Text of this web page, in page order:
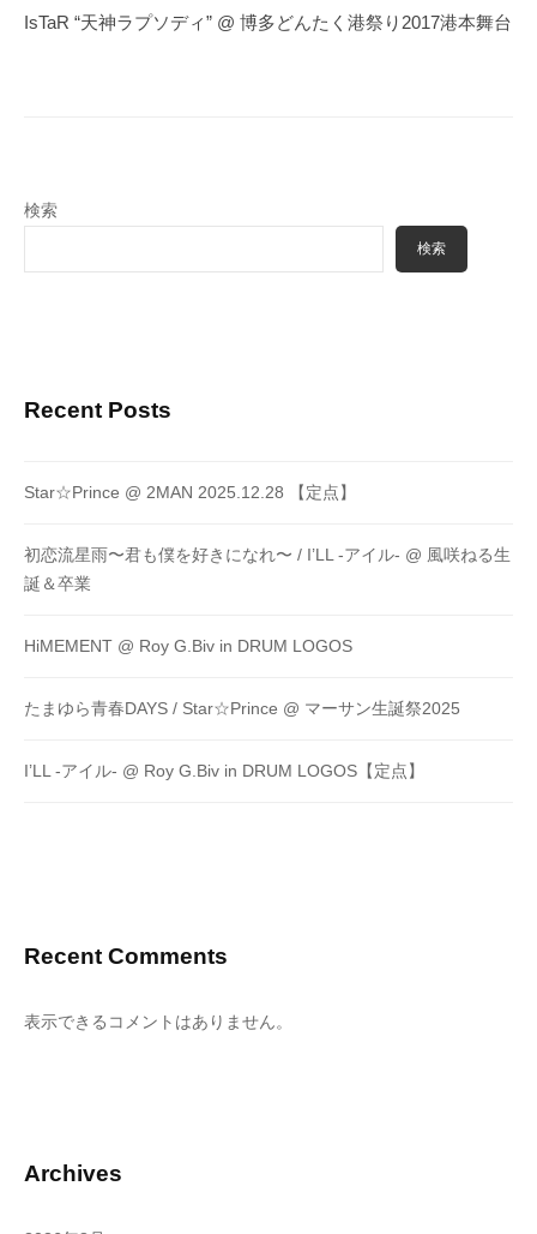
ゲ
IsTaR “天神ラプソディ” @ 博多どんたく港祭り2017港本舞台
検索
検索
Recent Posts
Star☆Prince @ 2MAN 2025.12.28 【定点】
初恋流星雨〜君も僕を好きになれ〜 / I’LL -アイル- @ 風咲ねる生
誕＆卒業
HiMEMENT @ Roy G.Biv in DRUM LOGOS
たまゆら青春DAYS / Star☆Prince @ マーサン生誕祭2025
I’LL -アイル- @ Roy G.Biv in DRUM LOGOS【定点】
Recent Comments
表示できるコメントはありません。
Archives